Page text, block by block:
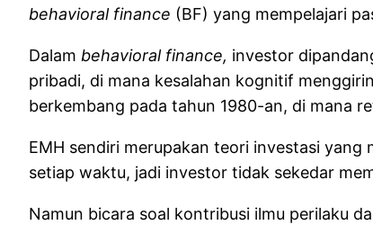
behavioral finance (BF) yang mempelajari
Dalam behavioral finance, investor
pribadi, di mana kesalahan kognitif
berkembang pada tahun 1980-an, di mana
EMH sendiri merupakan teori investasi
setiap waktu, jadi investor tidak sekedar
Namun bicara soal kontribusi ilmu perilaku